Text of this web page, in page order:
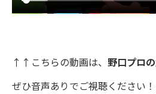
↑↑こちらの動画は、 野口プロ
ぜひ音声ありでご視聴ください